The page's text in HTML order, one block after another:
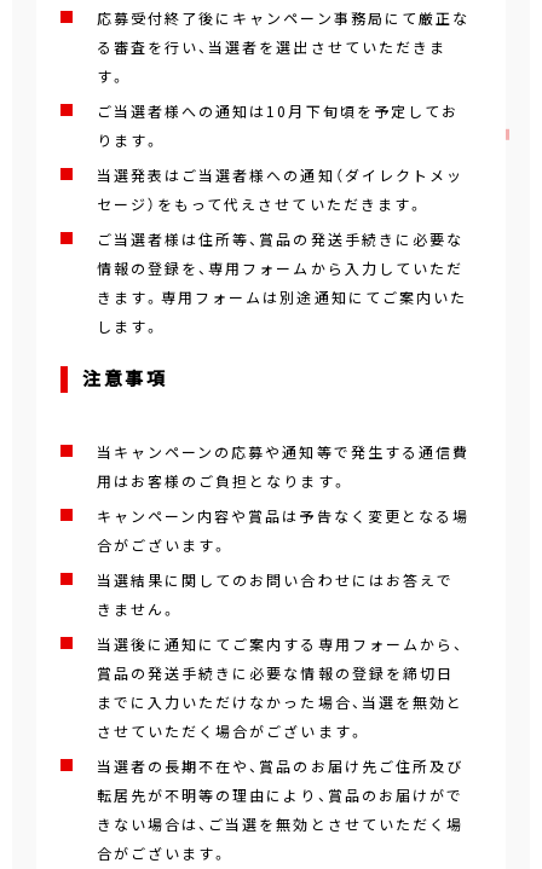
応募受付終了後にキャンペーン事務局にて厳正な
る審査を行い、当選者を選出させていただきま
す。
ご当選者様への通知は10月下旬頃を予定してお
ります。
当選発表はご当選者様への通知（ダイレクトメッ
セージ）をもって代えさせていただきます。
ご当選者様は住所等、賞品の発送手続きに必要な
情報の登録を、専用フォームから入力していただ
きます。専用フォームは別途通知にてご案内いた
します。
注意事項
当キャンペーンの応募や通知等で発生する通信費
用はお客様のご負担となります。
キャンペーン内容や賞品は予告なく変更となる場
合がございます。
当選結果に関してのお問い合わせにはお答えで
きません。
当選後に通知にてご案内する専用フォームから、
賞品の発送手続きに必要な情報の登録を締切日
までに入力いただけなかった場合、当選を無効と
させていただく場合がございます。
当選者の長期不在や、賞品のお届け先ご住所及び
転居先が不明等の理由により、賞品のお届けがで
きない場合は、ご当選を無効とさせていただく場
合がございます。